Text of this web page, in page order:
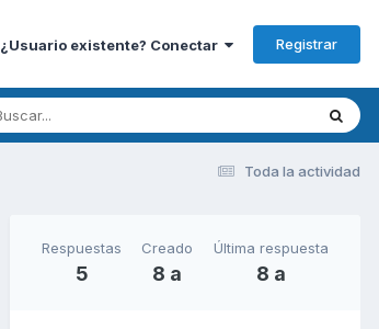
¿Usuario existente? Conectar Registrar
Toda la actividad
Respuestas
5
Creado
8 a
Última respuesta
8 a